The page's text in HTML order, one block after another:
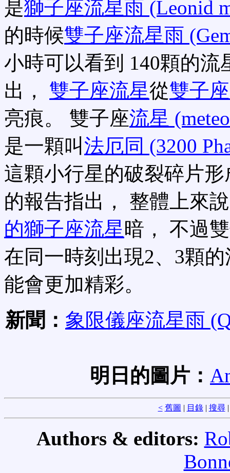
是獅子座流星雨 (Leonid
的時候雙子座流星雨
小時可以看到 140顆的
出， 雙子座流星從雙子
亮痕。 雙子座流星
是一顆叫法厄同 (3200
這顆小行星的破裂碎片
的報告指出， 整體上來
的獅子座流星暗， 不過
在同一時刻出現2、3顆
能會更加精彩。
新聞： 象限儀座流星雨
明日的圖片：
< 舊圖 | 目錄| 搜尋
Authors & editors: